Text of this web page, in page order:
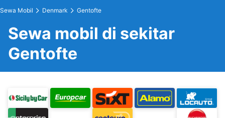
Sewa Mobil Denmark Gentofte
Sewa mobil di sekitar
Gentofte